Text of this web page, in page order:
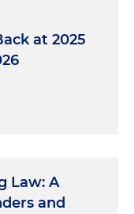
at 2025
Law: A
and